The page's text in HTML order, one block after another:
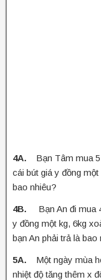
4A. Bạn Tâm mua
cái bút giá y đồng
bao nhiêu?
4B. Bạn An đi mua
y đồng một kg, 6kg
bạn An phải trả là bao
5A. Một ngày mùa
nhiệt độ tăng thêm x